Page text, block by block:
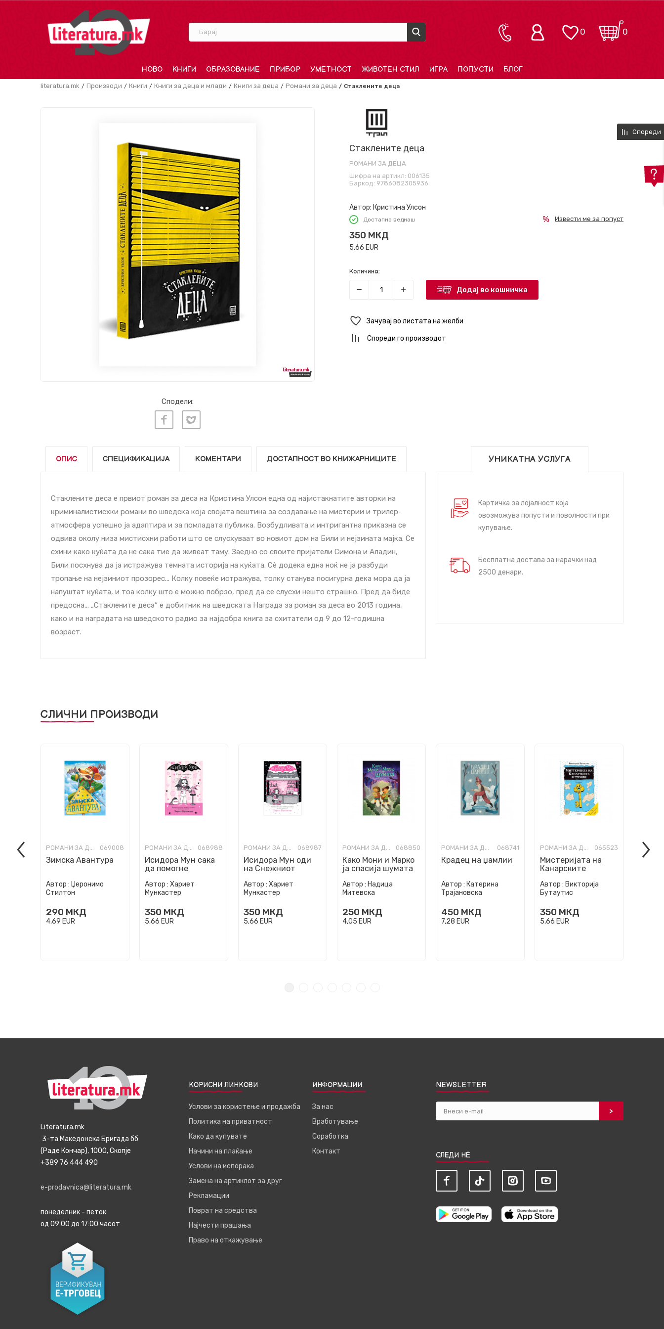
Барај 0
0
НОВО КНИГИ ОБРАЗОВАНИЕ ПРИБОР УМЕТНОСТ ЖИВОТЕН СТИЛ ИГРА ПОПУСТИ БЛОГ
literatura.mk Производи Книги Книги за деца и млади Книги за деца Романи за деца Стаклените деца
Сподели:
Стаклените деца
РОМАНИ ЗА ДЕЦА
Шифра на артикл: 006135
Баркод: 9786082305936
Автор: Кристина Улсон
Достапно веднаш
350 МКД
5,66 EUR
Извести ме за попуст
Количина:
Додај во кошничка
Зачувај во листата на желби
Спореди го производот
ОПИС СПЕЦИФИКАЦИЈА КОМЕНТАРИ ДОСТАПНОСТ ВО КНИЖАРНИЦИТЕ
Стаклените деcа е првиот роман за деcа на Кристина Улсон една од најистакнатите авторки на
криминалистиcхки романи во шведска која својата вештина за создавање на мистерии и трилер-
атмосфера успешно ја адаптира и за помладата публика. Возбудливата и интригантна приказна се
одвива околу низа мистиcхни работи што се слуcхуваат во новиот дом на Били и нејзината мајка. Се
cхини како куќата да не сака тие да живеат таму. Заедно со своите пријатели Симона и Аладин,
Били поcхнува да ја истражува темната историја на куќата. Сè додека една ноќ не ја разбуди
тропање на нејзиниот прозореc... Колку повеќе истражува, толку станува посигурна дека мора да ја
напуштат куќата, и тоа колку што е можно побрзо, пред да се слуcхи нешто страшно. Пред да биде
предоcна... „Стаклените деcа“ е добитник на шведската Награда за роман за деcа во 2013 година,
како и на наградата на шведското радио за најдобра книга за cхитатели од 9 до 12-годишна
возраст.
УНИКАТНА УСЛУГА
Картичка за лојалност која
овозможува попусти и поволности при
купување.
Бесплатна достава за нарачки над
2500 денари.
СЛИЧНИ ПРОИЗВОДИ
РОМАНИ ЗА ДЕЦА 069008
Зимска Авантура
Автор : Џеронимо
Стилтон
290 МКД
4,69 EUR
РОМАНИ ЗА ДЕЦА 068988
Исидора Мун сака
да помогне
Автор : Хариет
Мункастер
350 МКД
5,66 EUR
РОМАНИ ЗА ДЕЦА 068987
Исидора Мун oди
на Снежниот
Автор : Хариет
Мункастер
350 МКД
5,66 EUR
РОМАНИ ЗА ДЕЦА 068850
Како Мони и Марко
ја спасија шумата
Автор : Надица
Митевска
250 МКД
4,05 EUR
РОМАНИ ЗА ДЕЦА 068741
Крадец на џамлии
Автор : Катерина
Трајановска
450 МКД
7,28 EUR
РОМАНИ ЗА ДЕЦА 065523
Мистеријата на
Канарските
Автор : Викторија
Бутаутис
350 МКД
5,66 EUR
Спореди
Literatura.mk
3-та Македонска Бригада бб
(Раде Кончар), 1000, Скопје
+389 76 444 490
e-prodavnica@literatura.mk
понеделник - петок
од 09:00 до 17:00 часот
КОРИСНИ ЛИНКОВИ
Услови за користење и продажба
Политика на приватност
Како да купувате
Начини на плаќање
Услови на испорака
Замена на артиклот за друг
Рекламации
Поврат на средства
Најчести прашања
Право на откажување
ИНФОРМАЦИИ
За нас
Вработување
Соработка
Контакт
NEWSLETTER
СЛЕДИ НЀ